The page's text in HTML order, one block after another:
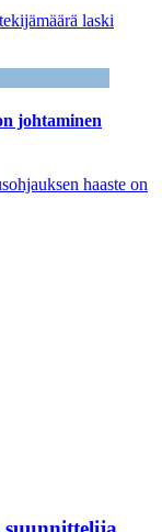
laski
johtaminen
haaste on